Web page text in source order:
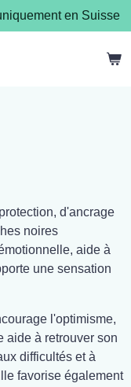
en Suisse
d'ancrage
noires
aide à
une sensation
l'optimisme,
aide à retrouver son
difficultés et à
favorise également